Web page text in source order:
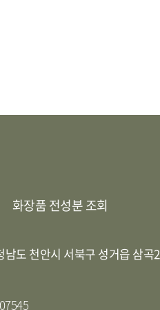
화장품 전성분 조회
남도 천안시 서북구 성거읍 삼곡